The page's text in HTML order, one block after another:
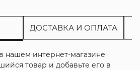
ДОСТАВКА И ОПЛАТА
нашем интернет-магазине
товар и добавьте его в